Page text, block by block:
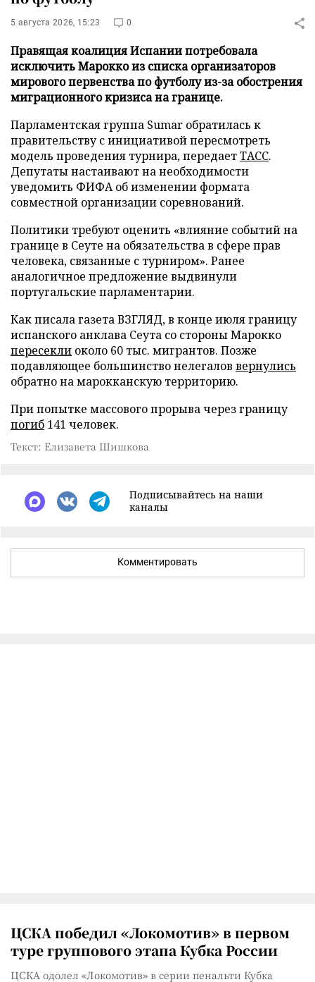
5 августа 2026, 15:23 0
Правящая коалиция Испании потребовала
исключить Марокко из списка организаторов
мирового первенства по футболу из-за обострения
миграционного кризиса на границе.
Парламентская группа Sumar обратилась к
правительству с инициативой пересмотреть
модель проведения турнира, передаетТАСС.
Депутаты настаивают на необходимости
уведомить ФИФА об изменении формата
совместной организации соревнований.
Политики требуют оценить «влияние событий на
границе в Сеуте на обязательства в сфере прав
человека, связанные с турниром». Ранее
аналогичное предложение выдвинули
португальские парламентарии.
Как писала газета ВЗГЛЯД, в конце июля границу
испанского анклава Сеута со стороны Марокко
пересекли около 60 тыс. мигрантов. Позже
подавляющее большинство нелегалов вернулись
обратно на марокканскую территорию.
При попытке массового прорыва через границу
погиб 141 человек.
Текст: Елизавета Шишкова
Подписывайтесь на наши
каналы
Комментировать
ЦСКА победил «Локомотив» в первом
туре группового этапа Кубка России
ЦСКА одолел «Локомотив» в серии пенальти Кубка